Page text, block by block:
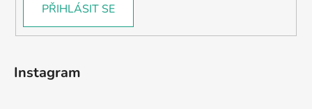
PŘIHLÁSIT SE
Instagram